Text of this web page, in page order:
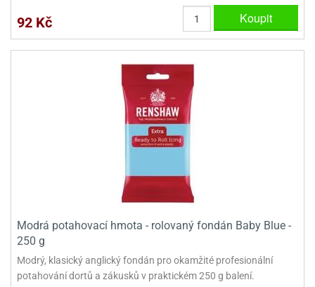
92 Kč Koupit
Modrá potahovací hmota - rolovaný fondán Baby Blue -
250 g
Modrý, klasický anglický fondán pro okamžité profesionální
potahování dortů a zákusků v praktickém 250 g balení.